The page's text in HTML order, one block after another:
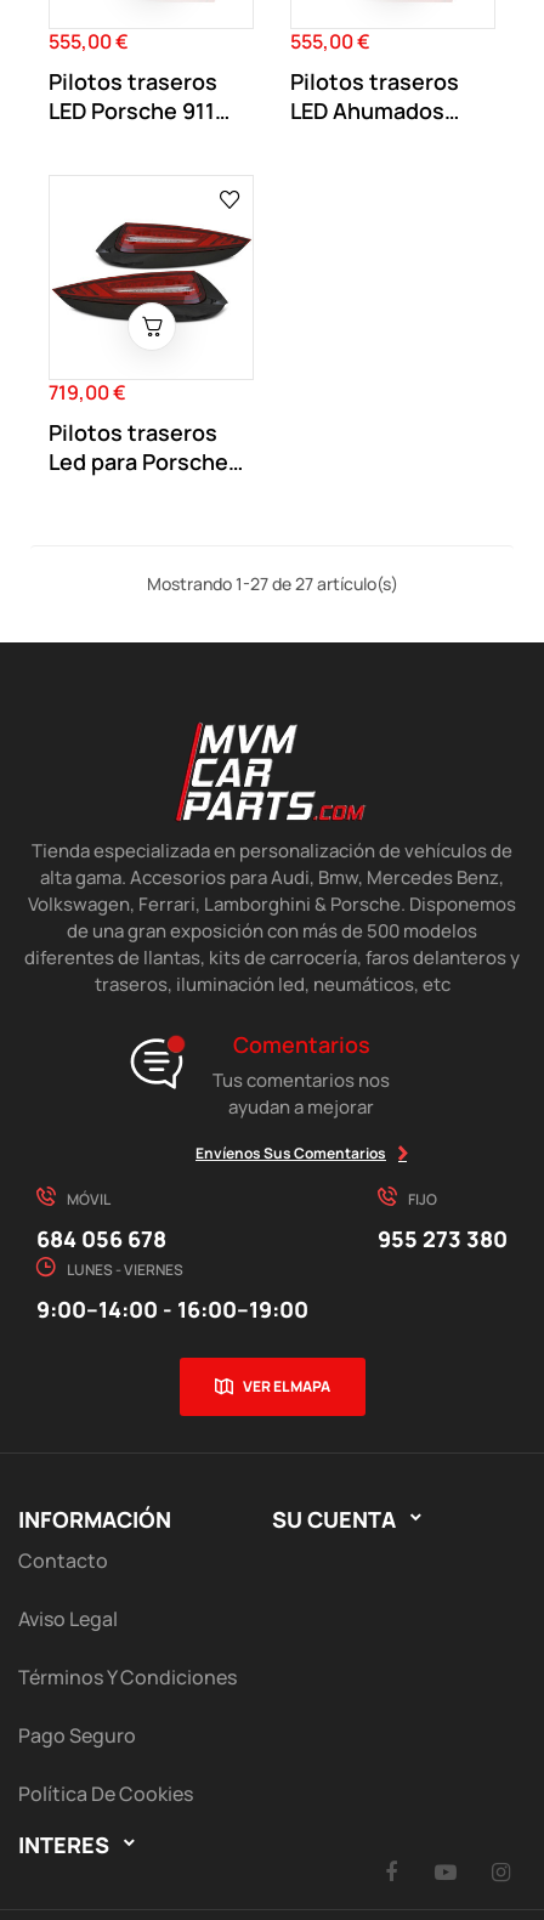
Precio
555,00 €
Pilotos traseros
LED Porsche 911
Precio
555,00 €
Pilotos traseros
LED Ahumados
Precio
719,00 €
Pilotos traseros
Led para Porsche
Mostrando 1-27 de 27 artículo(s)
Tienda especializada en personalización de vehículos de
alta gama. Accesorios para Audi, Bmw, Mercedes Benz,
Volkswagen, Ferrari, Lamborghini & Porsche. Disponemos
de una gran exposición con más de 500 modelos
diferentes de llantas, kits de carrocería, faros delanteros y
traseros, iluminación led, neumáticos, etc
Comentarios
Tus comentarios nos
ayudan a mejorar
Envíenos Sus Comentarios
MÓVIL
684 056 678
FIJO
955 273 380
LUNES - VIERNES
9:00–14:00 - 16:00–19:00
VER EL MAPA
INFORMACIÓN
Contacto
Aviso Legal
Términos Y Condiciones
Pago Seguro
Política De Cookies
SU CUENTA 
INTERES 
Facebook